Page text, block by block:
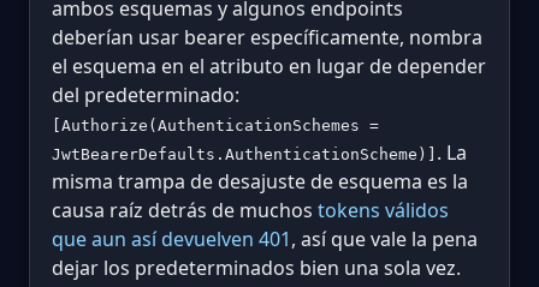
ambos esquemas y algunos endpoints
deberían usar bearer específicamente, nombra
el esquema en el atributo en lugar de depender
del predeterminado:
[Authorize(AuthenticationSchemes =
JwtBearerDefaults.AuthenticationScheme)] . La
misma trampa de desajuste de esquema es la
causa raíz detrás de muchos tokens válidos
que aun así devuelven 401, así que vale la pena
dejar los predeterminados bien una sola vez.